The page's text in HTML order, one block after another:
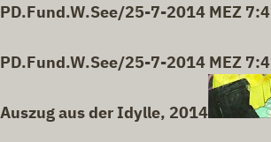
PD.Fund.W.See/25-7-2014 MEZ
PD.Fund.W.See/25-7-2014 MEZ
Auszug aus der Idylle, 2014